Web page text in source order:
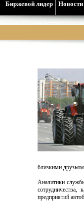
Биржевой лидер Новости
близкими
Аналитики
предприятий